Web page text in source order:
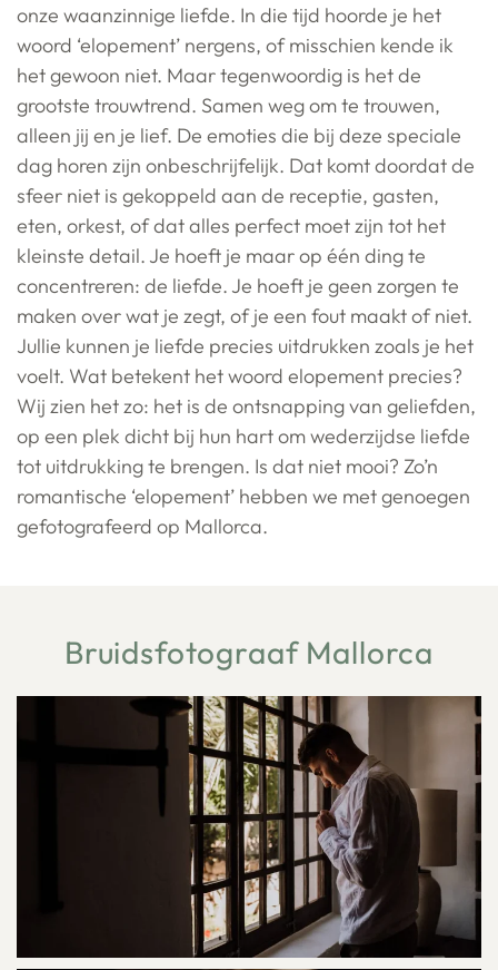
onze waanzinnige liefde. In die tijd hoorde je het
woord ‘elopement’ nergens, of misschien kende ik
het gewoon niet. Maar tegenwoordig is het de
grootste trouwtrend. Samen weg om te trouwen,
alleen jij en je lief. De emoties die bij deze speciale
dag horen zijn onbeschrijfelijk. Dat komt doordat de
sfeer niet is gekoppeld aan de receptie, gasten,
eten, orkest, of dat alles perfect moet zijn tot het
kleinste detail. Je hoeft je maar op één ding te
concentreren: de liefde. Je hoeft je geen zorgen te
maken over wat je zegt, of je een fout maakt of niet.
Jullie kunnen je liefde precies uitdrukken zoals je het
voelt. Wat betekent het woord elopement precies?
Wij zien het zo: het is de ontsnapping van geliefden,
op een plek dicht bij hun hart om wederzijdse liefde
tot uitdrukking te brengen. Is dat niet mooi? Zo’n
romantische ‘elopement’ hebben we met genoegen
gefotografeerd op Mallorca.
Bruidsfotograaf Mallorca